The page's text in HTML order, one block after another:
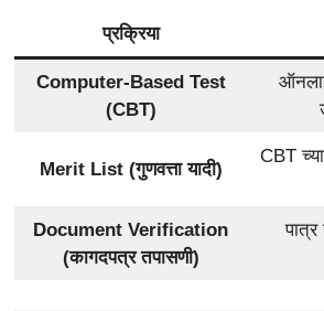
प्रक्रिया
Computer-Based Test
(CBT)
Merit List (गुणवत्ता यादी)
CBT
Document Verification
(कागदपत्र तपासणी)
पात्र